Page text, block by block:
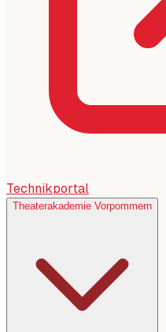
Technikportal
Theaterakademie Vorpommern